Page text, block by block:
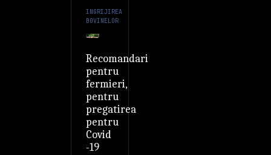
INGRIJIREA
BOVINELOR
Recomandari
pentru
fermieri,
pentru
pregatirea
pentru
Covid
-19